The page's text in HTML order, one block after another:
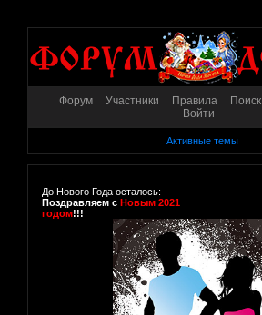
Форум Участники Правила Поиск
Войти
Активные темы
До Нового Года осталось:
Поздравляем с Новым 2021
годом!!!